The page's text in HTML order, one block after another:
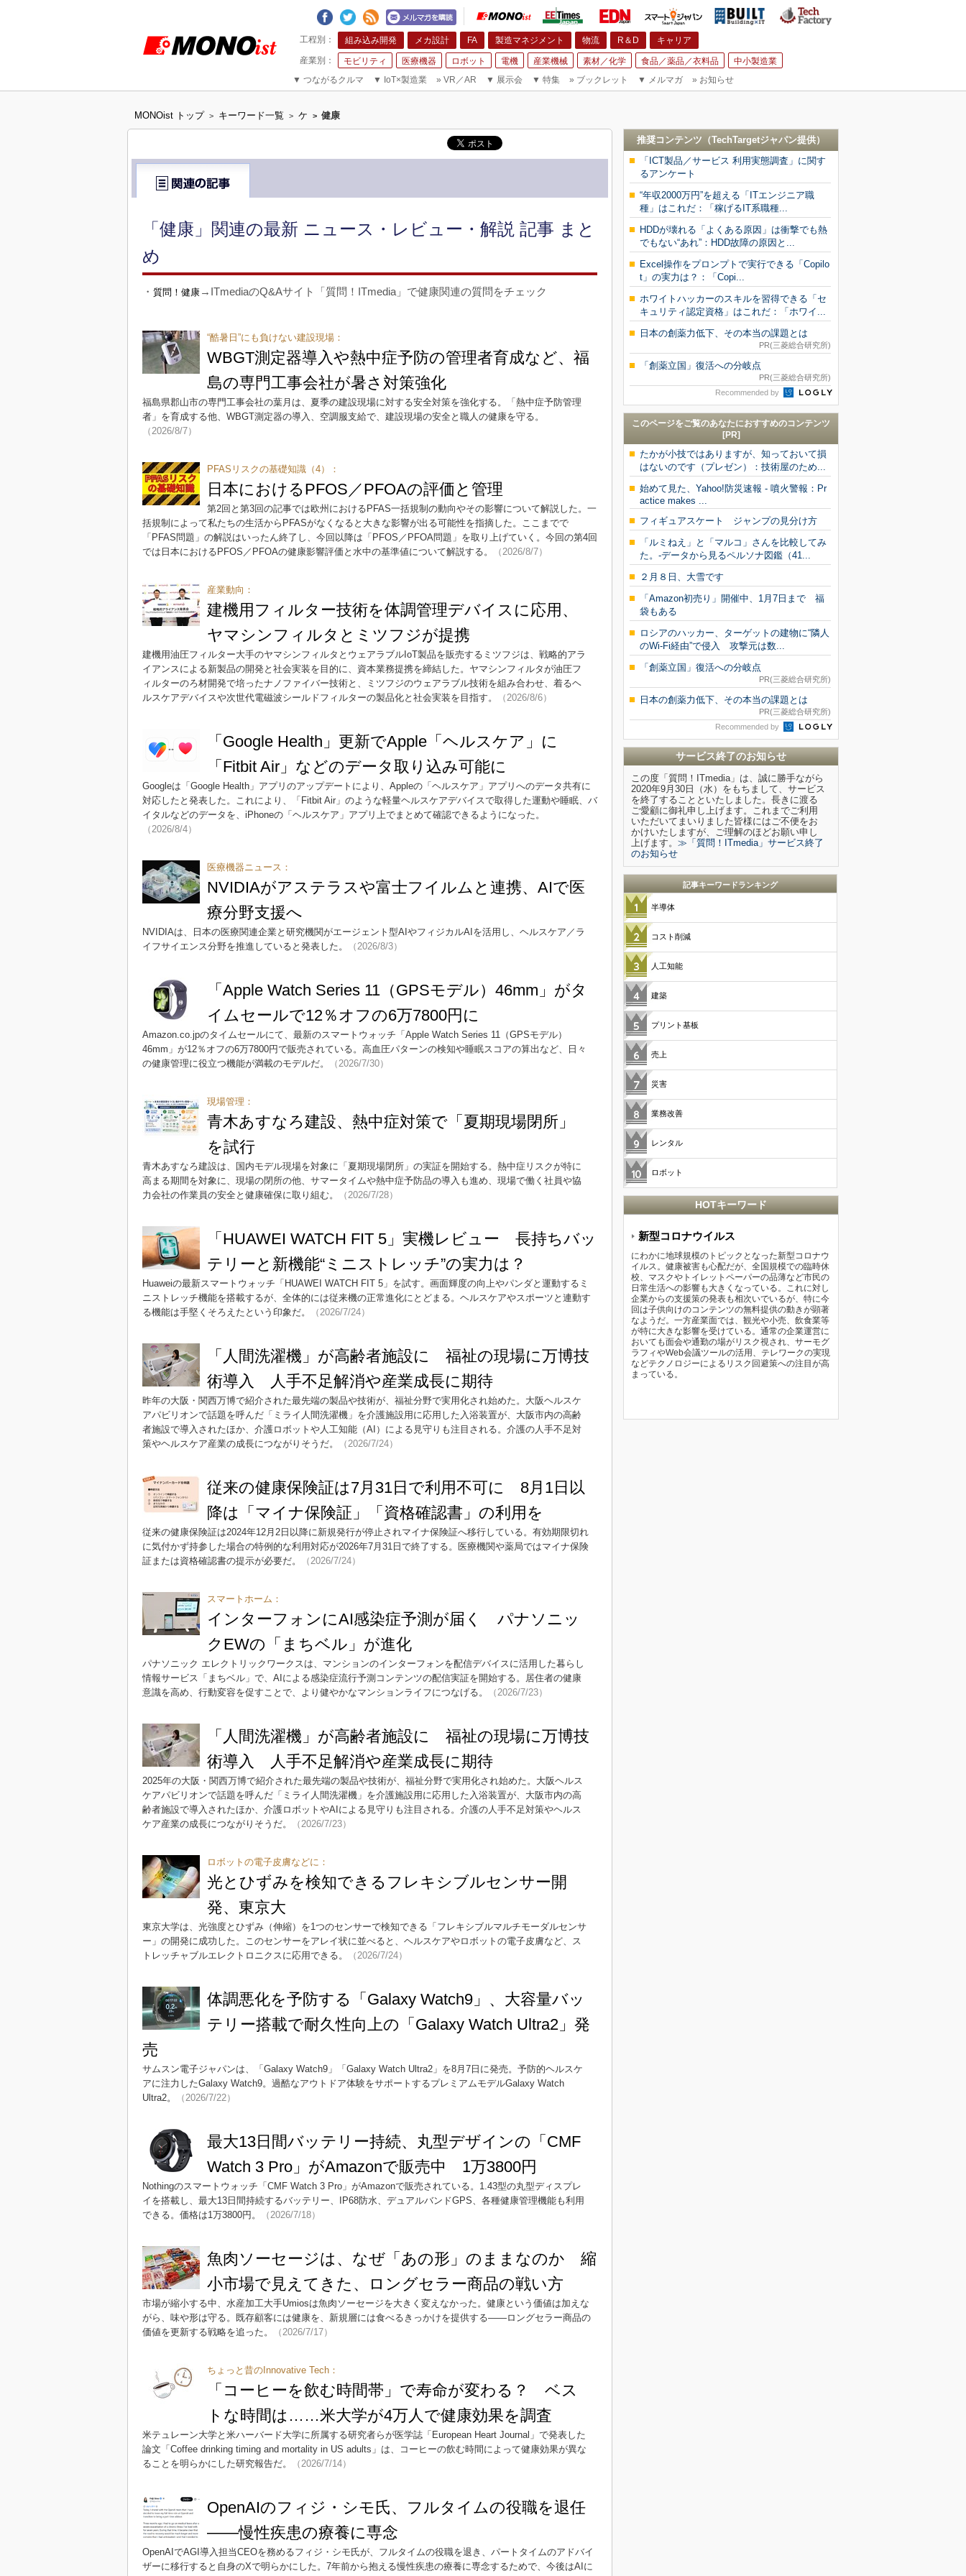
組み込み開発 メカ設計 FA 製造マネジメント 物流 R＆D キャリア
モビリティ 医療機器 ロボット 電機 産業機械 素材／化学 食品／薬品／衣料品
中小製造業
▼ つながるクルマ ▼ IoT×製造業 » VR／AR ▼ 展示会 ▼ 特集 » ブックレット ▼ メルマガ » お知らせ
MONOist トップ > キーワード一覧 > ケ > 健康
「健康」関連の最新 ニュース・レビュー・解説 記事 まと
め
・ 質問！健康 →ITmediaのQ&Aサイト「質問！ITmedia」で健康関連の質問をチェック
“酷暑日”にも負けない建設現場：
WBGT測定器導入や熱中症予防の管理者育成など、福
島の専門工事会社が暑さ対策強化
福島県郡山市の専門工事会社の葉月は、夏季の建設現場に対する安全対策を強化する。「熱中症予防管理
者」を育成する他、WBGT測定器の導入、空調服支給で、建設現場の安全と職人の健康を守る。
（2026/8/7）
PFASリスクの基礎知識（4）：
日本におけるPFOS／PFOAの評価と管理
第2回と第3回の記事では欧州におけるPFAS一括規制の動向やその影響について解説した。一
括規制によって私たちの生活からPFASがなくなると大きな影響が出る可能性を指摘した。ここまでで
「PFAS問題」の解説はいったん終了し、今回以降は「PFOS／PFOA問題」を取り上げていく。今回の第4回
では日本におけるPFOS／PFOAの健康影響評価と水中の基準値について解説する。
（2026/8/7）
産業動向：
建機用フィルター技術を体調管理デバイスに応用、
ヤマシンフィルタとミツフジが提携
建機用油圧フィルター大手のヤマシンフィルタとウェアラブルIoT製品を販売するミツフジは、戦略的アラ
イアンスによる新製品の開発と社会実装を目的に、資本業務提携を締結した。ヤマシンフィルタが油圧フ
ィルターのろ材開発で培ったナノファイバー技術と、ミツフジのウェアラブル技術を組み合わせ、着るヘ
ルスケアデバイスや次世代電磁波シールドフィルターの製品化と社会実装を目指す。
（2026/8/6）
「Google Health」更新でApple「ヘルスケア」に
「Fitbit Air」などのデータ取り込み可能に
Googleは「Google Health」アプリのアップデートにより、Appleの「ヘルスケア」アプリへのデータ共有に
対応したと発表した。これにより、「Fitbit Air」のような軽量ヘルスケアデバイスで取得した運動や睡眠、バ
イタルなどのデータを、iPhoneの「ヘルスケア」アプリ上でまとめて確認できるようになった。
（2026/8/4）
医療機器ニュース：
NVIDIAがアステラスや富士フイルムと連携、AIで医
療分野支援へ
NVIDIAは、日本の医療関連企業と研究機関がエージェント型AIやフィジカルAIを活用し、ヘルスケア／ラ
イフサイエンス分野を推進していると発表した。
（2026/8/3）
「Apple Watch Series 11（GPSモデル）46mm」がタ
イムセールで12％オフの6万7800円に
Amazon.co.jpのタイムセールにて、最新のスマートウォッチ「Apple Watch Series 11（GPSモデル）
46mm」が12％オフの6万7800円で販売されている。高血圧パターンの検知や睡眠スコアの算出など、日々
の健康管理に役立つ機能が満載のモデルだ。
（2026/7/30）
現場管理：
青木あすなろ建設、熱中症対策で「夏期現場閉所」
を試行
青木あすなろ建設は、国内モデル現場を対象に「夏期現場閉所」の実証を開始する。熱中症リスクが特に
高まる期間を対象に、現場の閉所の他、サマータイムや熱中症予防品の導入も進め、現場で働く社員や協
力会社の作業員の安全と健康確保に取り組む。
（2026/7/28）
「HUAWEI WATCH FIT 5」実機レビュー 長持ちバッ
テリーと新機能“ミニストレッチ”の実力は？
Huaweiの最新スマートウォッチ「HUAWEI WATCH FIT 5」を試す。画面輝度の向上やパンダと運動するミ
ニストレッチ機能を搭載するが、全体的には従来機の正常進化にとどまる。ヘルスケアやスポーツと連動す
る機能は手堅くそろえたという印象だ。
（2026/7/24）
「人間洗濯機」が高齢者施設に 福祉の現場に万博技
術導入 人手不足解消や産業成長に期待
昨年の大阪・関西万博で紹介された最先端の製品や技術が、福祉分野で実用化され始めた。大阪ヘルスケ
アパビリオンで話題を呼んだ「ミライ人間洗濯機」を介護施設用に応用した入浴装置が、大阪市内の高齢
者施設で導入されたほか、介護ロボットや人工知能（AI）による見守りも注目される。介護の人手不足対
策やヘルスケア産業の成長につながりそうだ。
（2026/7/24）
従来の健康保険証は7月31日で利用不可に 8月1日以
降は「マイナ保険証」「資格確認書」の利用を
従来の健康保険証は2024年12月2日以降に新規発行が停止されマイナ保険証へ移行している。有効期限切れ
に気付かず持参した場合の特例的な利用対応が2026年7月31日で終了する。医療機関や薬局ではマイナ保険
証または資格確認書の提示が必要だ。
（2026/7/24）
スマートホーム：
インターフォンにAI感染症予測が届く パナソニッ
クEWの「まちベル」が進化
パナソニック エレクトリックワークスは、マンションのインターフォンを配信デバイスに活用した暮らし
情報サービス「まちベル」で、AIによる感染症流行予測コンテンツの配信実証を開始する。居住者の健康
意識を高め、行動変容を促すことで、より健やかなマンションライフにつなげる。
（2026/7/23）
「人間洗濯機」が高齢者施設に 福祉の現場に万博技
術導入 人手不足解消や産業成長に期待
2025年の大阪・関西万博で紹介された最先端の製品や技術が、福祉分野で実用化され始めた。大阪ヘルス
ケアパビリオンで話題を呼んだ「ミライ人間洗濯機」を介護施設用に応用した入浴装置が、大阪市内の高
齢者施設で導入されたほか、介護ロボットやAIによる見守りも注目される。介護の人手不足対策やヘルス
ケア産業の成長につながりそうだ。
（2026/7/23）
ロボットの電子皮膚などに：
光とひずみを検知できるフレキシブルセンサー開
発、東京大
東京大学は、光強度とひずみ（伸縮）を1つのセンサーで検知できる「フレキシブルマルチモーダルセンサ
ー」の開発に成功した。このセンサーをアレイ状に並べると、ヘルスケアやロボットの電子皮膚など、ス
トレッチャブルエレクトロニクスに応用できる。
（2026/7/24）
体調悪化を予防する「Galaxy Watch9」、大容量バッ
テリー搭載で耐久性向上の「Galaxy Watch Ultra2」発
売
サムスン電子ジャパンは、「Galaxy Watch9」「Galaxy Watch Ultra2」を8月7日に発売。予防的ヘルスケ
アに注力したGalaxy Watch9。過酷なアウトドア体験をサポートするプレミアムモデルGalaxy Watch
Ultra2。
（2026/7/22）
最大13日間バッテリー持続、丸型デザインの「CMF
Watch 3 Pro」がAmazonで販売中 1万3800円
Nothingのスマートウォッチ「CMF Watch 3 Pro」がAmazonで販売されている。1.43型の丸型ディスプレ
イを搭載し、最大13日間持続するバッテリー、IP68防水、デュアルバンドGPS、各種健康管理機能も利用
できる。価格は1万3800円。
（2026/7/18）
魚肉ソーセージは、なぜ「あの形」のままなのか 縮
小市場で見えてきた、ロングセラー商品の戦い方
市場が縮小する中、水産加工大手Umiosは魚肉ソーセージを大きく変えなかった。健康という価値は加えな
がら、味や形は守る。既存顧客には健康を、新規層には食べるきっかけを提供する――ロングセラー商品の
価値を更新する戦略を追った。
（2026/7/17）
ちょっと昔のInnovative Tech：
「コーヒーを飲む時間帯」で寿命が変わる？ ベス
トな時間は……米大学が4万人で健康効果を調査
米テュレーン大学と米ハーバード大学に所属する研究者らが医学誌「European Heart Journal」で発表した
論文「Coffee drinking timing and mortality in US adults」は、コーヒーの飲む時間によって健康効果が異な
ることを明らかにした研究報告だ。
（2026/7/14）
OpenAIのフィジ・シモ氏、フルタイムの役職を退任
――慢性疾患の療養に専念
OpenAIでAGI導入担当CEOを務めるフィジ・シモ氏が、フルタイムの役職を退き、パートタイムのアドバイ
ザーに移行すると自身のXで明らかにした。7年前から抱える慢性疾患の療養に専念するためで、今後はAIに
推奨コンテンツ（TechTargetジャパン提供）
「ICT製品／サービス 利用実態調査」に関す
るアンケート
“年収2000万円”を超える「ITエンジニア職
種」はこれだ：「稼げるIT系職種...
HDDが壊れる「よくある原因」は衝撃でも熱
でもない“あれ”：HDD故障の原因と...
Excel操作をプロンプトで実行できる「Copilo
t」の実力は？：「Copi...
ホワイトハッカーのスキルを習得できる「セ
キュリティ認定資格」はこれだ：「ホワイ...
日本の創薬力低下、その本当の課題とは
PR(三菱総合研究所)
「創薬立国」復活への分岐点
PR(三菱総合研究所)
Recommended by
このページをご覧のあなたにおすすめのコンテンツ
[PR]
たかが小技ではありますが、知っておいて損
はないのです（プレゼン）：技術屋のため...
始めて見た、Yahoo!防災速報 - 噴火警報：Pr
actice makes ...
フィギュアスケート ジャンプの見分け方
「ルミねえ」と「マルコ」さんを比較してみ
た。-データから見るペルソナ図鑑（41...
２月８日、大雪です
「Amazon初売り」開催中、1月7日まで 福
袋もある
ロシアのハッカー、ターゲットの建物に“隣人
のWi-Fi経由”で侵入 攻撃元は数...
「創薬立国」復活への分岐点
PR(三菱総合研究所)
日本の創薬力低下、その本当の課題とは
PR(三菱総合研究所)
Recommended by
サービス終了のお知らせ
この度「質問！ITmedia」は、誠に勝手ながら
2020年9月30日（水）をもちまして、サービス
を終了することといたしました。長きに渡る
ご愛顧に御礼申し上げます。これまでご利用
いただいてまいりました皆様にはご不便をお
かけいたしますが、ご理解のほどお願い申し
上げます。 ≫「質問！ITmedia」サービス終了
のお知らせ
記事キーワードランキング
半導体
コスト削減
人工知能
建築
プリント基板
売上
災害
業務改善
レンタル
ロボット
HOTキーワード
新型コロナウイルス
にわかに地球規模のトピックとなった新型コロナウ
イルス。健康被害も心配だが、全国規模での臨時休
校、マスクやトイレットペーパーの品薄など市民の
日常生活への影響も大きくなっている。これに対し
企業からの支援策の発表も相次いでいるが、特に今
回は子供向けのコンテンツの無料提供の動きが顕著
なようだ。一方産業面では、観光や小売、飲食業等
が特に大きな影響を受けている。通常の企業運営に
おいても面会や通勤の場がリスク視され、サーモグ
ラフィやWeb会議ツールの活用、テレワークの実現
などテクノロジーによるリスク回避策への注目が高
まっている。